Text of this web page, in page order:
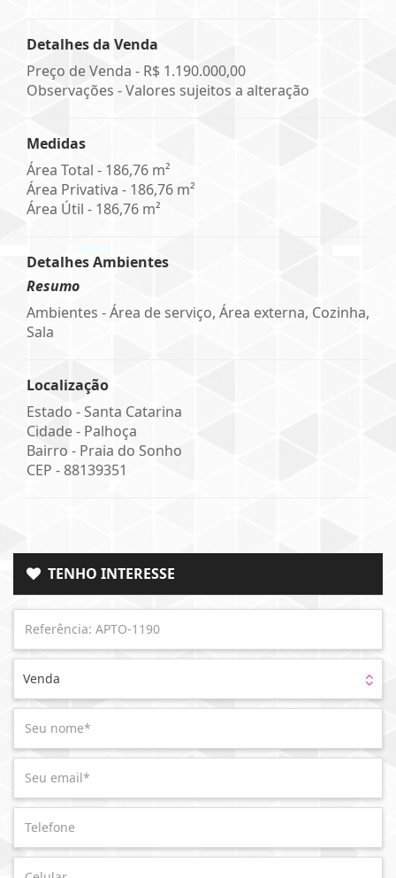
Detalhes da Venda
Preço de Venda - R$ 1.190.000,00
Observações - Valores sujeitos a alteração
Medidas
Área Total - 186,76 m²
Área Privativa - 186,76 m²
Área Útil - 186,76 m²
Detalhes Ambientes
Resumo
Ambientes - Área de serviço, Área externa, Cozinha,
Sala
Localização
Estado -Santa Catarina
Cidade - Palhoça
Bairro - Praia do Sonho
CEP -88139351
TENHO INTERESSE
Venda